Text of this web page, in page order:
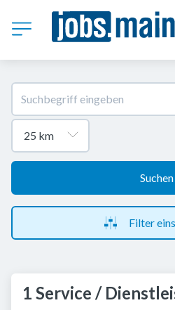
Suchen
Filter
1 Service /